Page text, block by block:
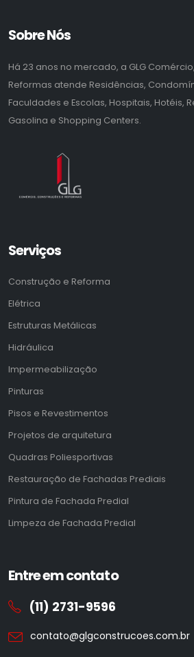
Sobre Nós
Há 23 anos no mercado, a GLG
Reformas atende Residências,
Faculdades e Escolas, Hospitais, Hotéis,
Gasolina e Shopping Centers.
Serviços
Construção e Reforma
Elétrica
Estruturas Metálicas
Hidráulica
Impermeabilização
Pinturas
Pisos e Revestimentos
Projetos de arquitetura
Quadras Poliesportivas
Restauração de Fachadas Prediais
Pintura de Fachada Predial
Limpeza de Fachada Predial
Entre em contato
(11) 2731-9596
contato@glgconstrucoes.com.br